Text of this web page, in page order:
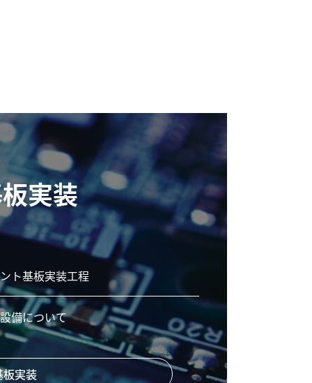
実装
ト基板実装工程
備について
板実装